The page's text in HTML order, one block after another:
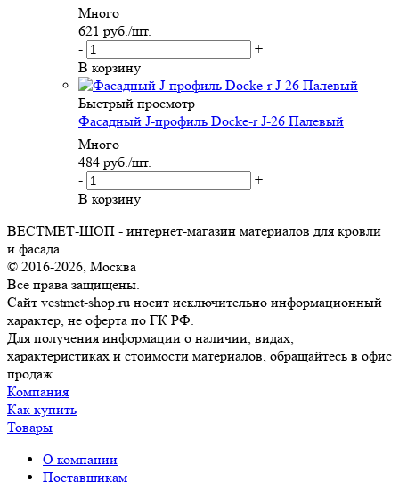
Много
621 руб./шт.
-
+
В корзину
Быстрый просмотр
Фасадный J-профиль Docke-r J-26 Палевый
Много
484 руб./шт.
-
+
В корзину
ВЕСТМЕТ-ШОП - интернет-магазин материалов для кровли
и фасада.
© 2016-2026, Москва
Все права защищены.
Сайт vestmet-shop.ru носит исключительно информационный
характер, не оферта по ГК РФ.
Для получения информации о наличии, видах,
характеристиках и стоимости материалов, обращайтесь в офис
продаж.
Компания
Как купить
Товары
О компании
Поставщикам